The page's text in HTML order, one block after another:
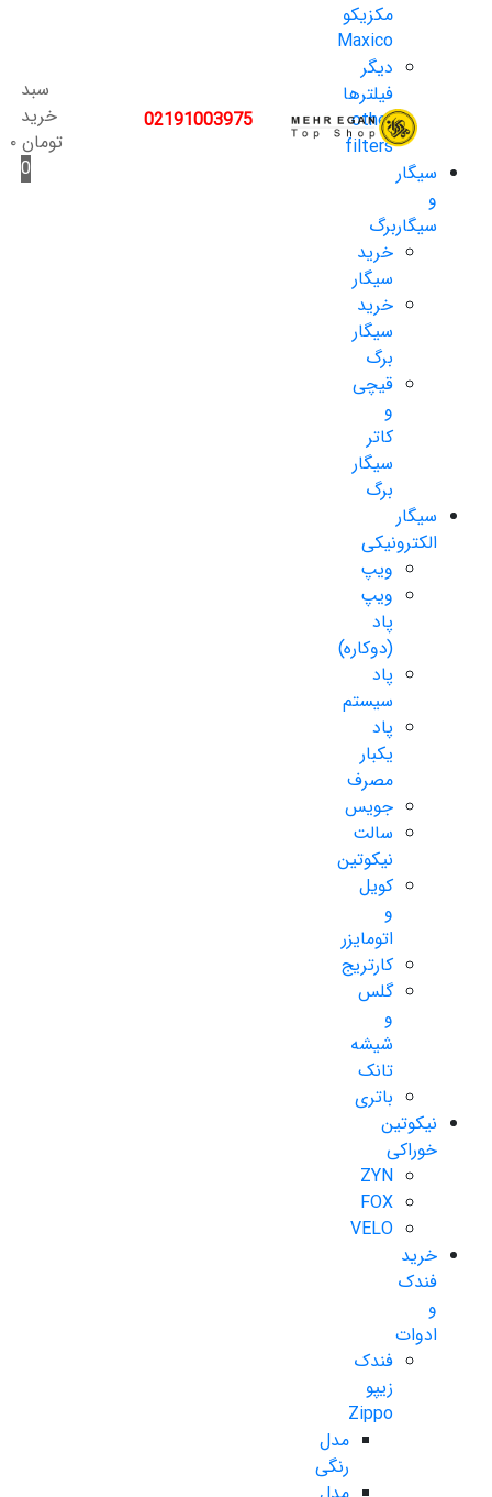
مکزیکو
Maxico
دیگر
فیلترها
other
filters
سیگار
و
سیگاربرگ
خرید
سیگار
خرید
سیگار
برگ
قیچی
و
کاتر
سیگار
برگ
سیگار
الکترونیکی
ویپ
ویپ
پاد
(دوکاره)
پاد
سیستم
پاد
یکبار
مصرف
جویس
سالت
نیکوتین
کویل
و
اتومایزر
کارتریج
گلس
و
شیشه
تانک
باتری
نیکوتین
خوراکی
ZYN
FOX
VELO
خرید
فندک
و
ادوات
فندک
زیپو
Zippo
مدل
رنگی
02191003975
سبد
خرید
تومان۰
0